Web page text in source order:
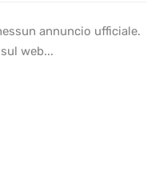
annuncio ufficiale.
web...